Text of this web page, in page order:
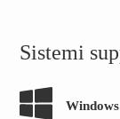
Sistemi